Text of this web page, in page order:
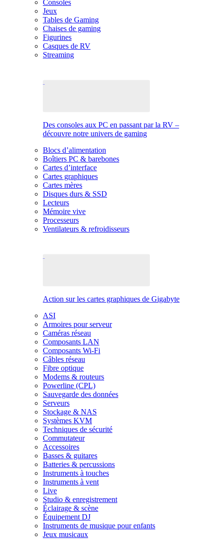
Consoles
Jeux
Tables de Gaming
Chaises de gaming
Figurines
Casques de RV
Streaming
Des consoles aux PC en passant par la RV –
découvre notre univers de gaming
Blocs d’alimentation
Boîtiers PC & barebones
Cartes d’interface
Cartes graphiques
Cartes mères
Disques durs & SSD
Lecteurs
Mémoire vive
Processeurs
Ventilateurs & refroidisseurs
Action sur les cartes graphiques de Gigabyte
ASI
Armoires pour serveur
Caméras réseau
Composants LAN
Composants Wi-Fi
Câbles réseau
Fibre optique
Modems & routeurs
Powerline (CPL)
Sauvegarde des données
Serveurs
Stockage & NAS
Systèmes KVM
Techniques de sécurité
Commutateur
Accessoires
Basses & guitares
Batteries & percussions
Instruments à touches
Instruments à vent
Live
Studio & enregistrement
Éclairage & scène
Équipement DJ
Instruments de musique pour enfants
Jeux musicaux